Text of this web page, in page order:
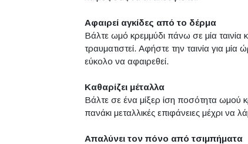
Αφαιρεί αγκίδες από το δέρμα
Βάλτε ωμό κρεμμύδι πάνω σε μία ταινία
τραυματιστεί. Αφήστε την ταινία για
εύκολο να αφαιρεθεί.
Καθαρίζει μέταλλα
Βάλτε σε ένα μίξερ ίση ποσότητα ωμού
πανάκι μεταλλικές επιφάνειες μέχρι να
Απαλύνει τον πόνο από τσιμπήματα